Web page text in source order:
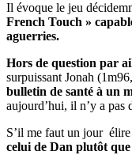
Il évoque le jeu
French Touch »
aguerries.
Hors de question par
surpuissant Jonah
bulletin de santé à un
aujourd’hui, il n’y a pas
S’il me faut un jour
celui de Dan plutôt